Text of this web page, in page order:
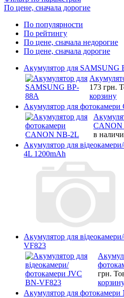
По цене, сначала дорогие
По популярности
По рейтингу
По цене, сначала недорогие
По цене, сначала дорогие
Акумулятор для SAMSUNG
173 грн.
корзину
Акумулятор для
CANON
в
Акумулятор для
4L 1200mAh
Акумулятор для
VF823
грн.
Акумулятор для